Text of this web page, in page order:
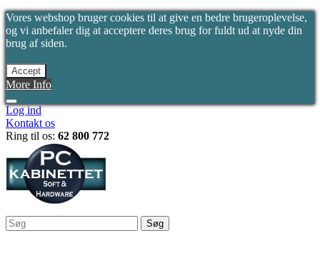
Vores webshop bruger cookies til at give en bedre brugeroplevelse,
og vi anbefaler dig at acceptere deres brug for fuldt ud at nyde din
brug af siden.
Accept
More Info
Log ind
Kontakt os
Ring til os: 62 800 772
Søg